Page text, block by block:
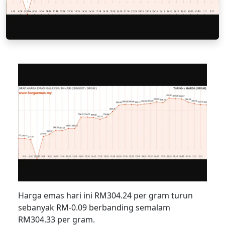
Harga emas hari ini RM304.24 per gram turun
sebanyak RM-0.09 berbanding semalam
RM304.33 per gram.